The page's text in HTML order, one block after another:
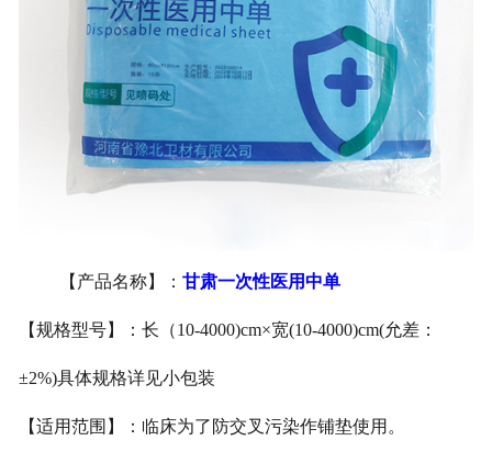
甘肃医用口罩帽
甘肃医用包类
甘肃医用手套
甘肃医用鞋套
甘肃其他卫材
【产品名称】： 甘肃一次性医用中单
【规格型号】：长（10-4000)cm×宽(10-4000)cm(允差：
±2%)具体规格详见小包装
【适用范围】：临床为了防交叉污染作铺垫使用。